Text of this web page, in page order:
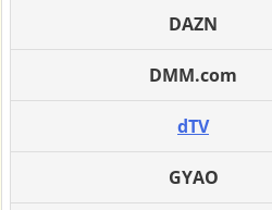
DAZN
DMM.com
dTV
GYAO